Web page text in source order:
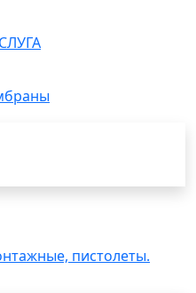
пистолеты.